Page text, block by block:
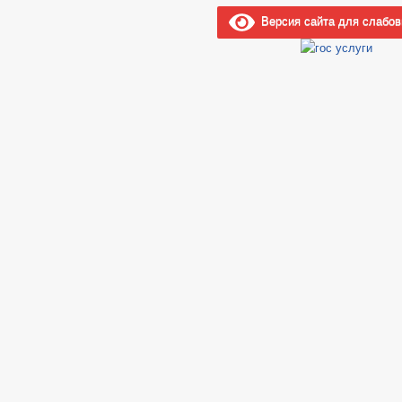
Версия сайта для